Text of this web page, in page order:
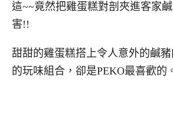
這~~竟然把雞蛋糕對剖夾進客家
害!!
甜甜的雞蛋糕搭上令人意外的鹹
的玩味組合，卻是PEKO最喜歡的